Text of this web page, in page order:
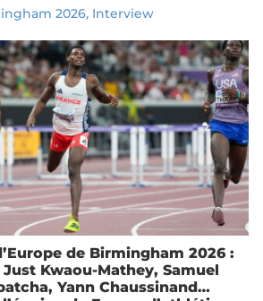
2026, Interview
de Birmingham 2026 :
Kwaou-Mathey, Samuel
Yann Chaussinand…